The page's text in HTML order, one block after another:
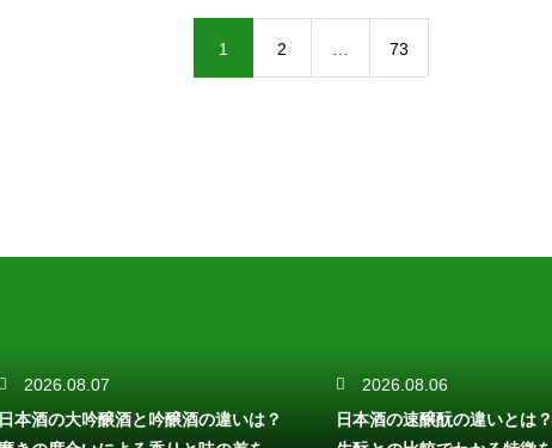
1 2 73
2026.08.07
日本酒の大吟醸酒と吟醸酒の違いは？
2026.08.06
日本酒の速醸酛の違いとは